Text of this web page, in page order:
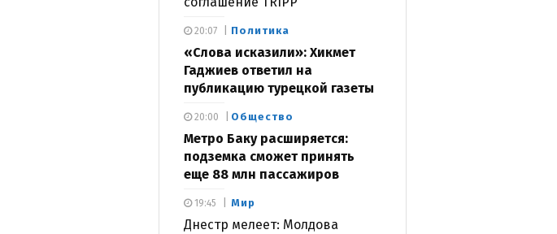
Политика
«Слова исказили»: Хикмет
Гаджиев ответил на
публикацию турецкой газеты
20:07
Общество
Метро Баку расширяется:
подземка сможет принять
еще 88 млн пассажиров
20:00
Мир
Днестр мелеет: Молдова
19:45